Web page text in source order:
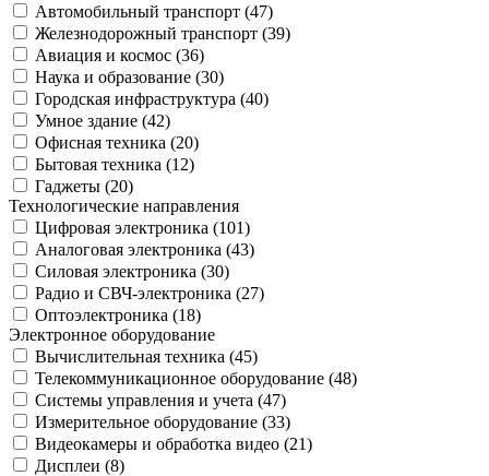
Автомобильный транспорт (47)
Железнодорожный транспорт (39)
Авиация и космос (36)
Наука и образование (30)
Городская инфраструктура (40)
Умное здание (42)
Офисная техника (20)
Бытовая техника (12)
Гаджеты (20)
Технологические направления
Цифровая электроника (101)
Аналоговая электроника (43)
Силовая электроника (30)
Радио и СВЧ-электроника (27)
Оптоэлектроника (18)
Электронное оборудование
Вычислительная техника (45)
Телекоммуникационное оборудование (48)
Системы управления и учета (47)
Измерительное оборудование (33)
Видеокамеры и обработка видео (21)
Дисплеи (8)